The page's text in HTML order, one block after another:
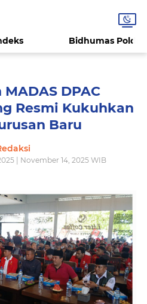
Bidhumas Polda
DPAC
Resmi Kukuhkan
Baru
| November 14, 2025 WIB